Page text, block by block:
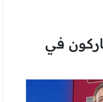
يشاركون في